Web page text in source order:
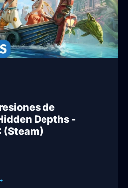
de
Depths -
(Steam)